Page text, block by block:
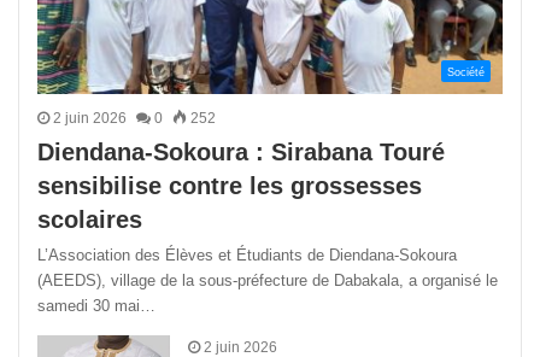
Société
2 juin 2026 0 252
Diendana-Sokoura : Sirabana Touré
sensibilise contre les grossesses
scolaires
L’Association des Élèves et Étudiants de Diendana-Sokoura
(AEEDS), village de la sous-préfecture de Dabakala, a organisé le
samedi 30 mai…
2 juin 2026